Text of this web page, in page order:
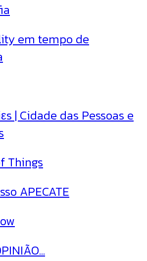
em tempo de
| Cidade das Pessoas e
Things
APECATE